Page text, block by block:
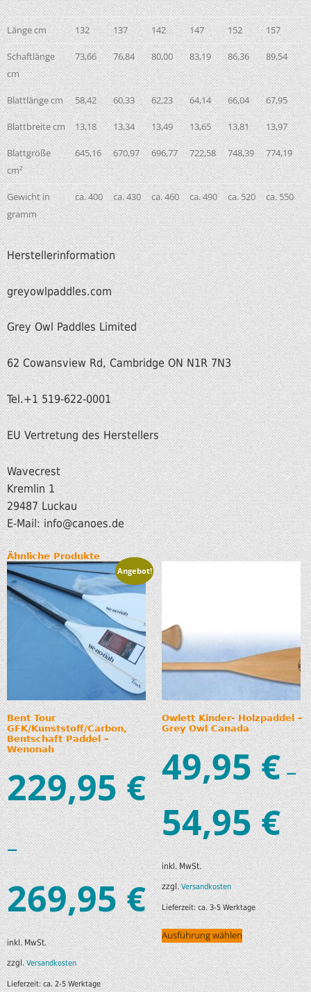
Länge cm 132 137 142 147 152 157
Schaftlänge
cm
73,66 76,84 80,00 83,19 86,36 89,54
Blattlänge cm 58,42 60,33 62,23 64,14 66,04 67,95
Blattbreite cm 13,18 13,34 13,49 13,65 13,81 13,97
Blattgröße
cm²
645,16 670,97 696,77 722,58 748,39 774,19
Gewicht in
gramm
ca. 400 ca. 430 ca. 460 ca. 490 ca. 520 ca. 550
Herstellerinformation
greyowlpaddles.com
Grey Owl Paddles Limited
62 Cowansview Rd, Cambridge ON N1R 7N3
Tel.+1 519-622-0001
EU Vertretung des Herstellers
Wavecrest
Kremlin 1
29487 Luckau
E-Mail: info@canoes.de
Ähnliche Produkte
Angebot!
Bent Tour
GFK/Kunststoff/Carbon,
Bentschaft Paddel –
Wenonah
229,95€
–
269,95€
inkl. MwSt.
zzgl.Versandkosten
Lieferzeit:ca. 2-5 Werktage
Owlett Kinder- Holzpaddel –
Grey Owl Canada
49,95€–
54,95€
inkl. MwSt.
zzgl.Versandkosten
Lieferzeit:ca. 3-5 Werktage
Ausführung wählen